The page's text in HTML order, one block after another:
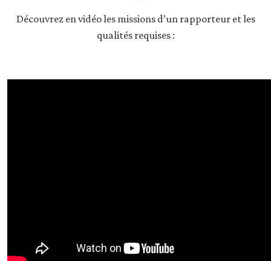
Découvrez en vidéo les missions d’un rapporteur et les
qualités requises :